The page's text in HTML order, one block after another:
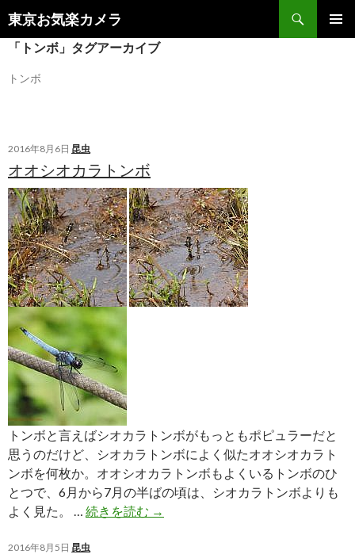
東京お気楽カメラ
検
索
ン
ン
キ
ッ
プ
「トンボ」タグアーカイブ
トンボ
2016年8月6日 昆虫
オオシオカラトンボ
トンボと言えばシオカラトンボがもっともポピュラーだと
思うのだけど、シオカラトンボによく似たオオシオカラト
ンボを何枚か。オオシオカラトンボもよくいるトンボのひ
とつで、6月から7月の半ばの頃は、シオカラトンボよりも
よく見た。 … 続きを読む オ
→
2016年8月5日 昆虫